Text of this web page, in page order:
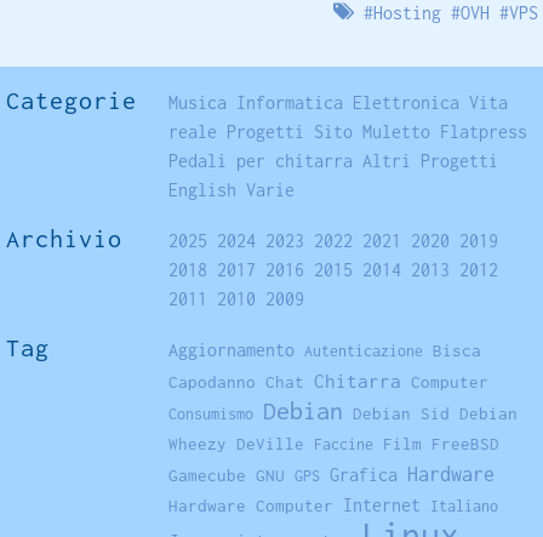
#Hosting#OVH #VPS
Categorie Musica Informatica Elettronica Vita
reale Progetti Sito Muletto Flatpress
Pedali per chitarra Altri Progetti
English Varie
Archivio 2025 2024 2023 2022 2021 2020 2019
2018 2017 2016 2015 2014 2013 2012
2011
2010 2009
Tag Aggiornamento Autenticazione
Bisca
Capodanno Chat Chitarra Computer
Consumismo Debian Debian Sid
Debian
Wheezy
DeVille Faccine Film
FreeBSD
Gamecube GNU GPS Grafica Hardware
Hardware Computer Internet Italiano